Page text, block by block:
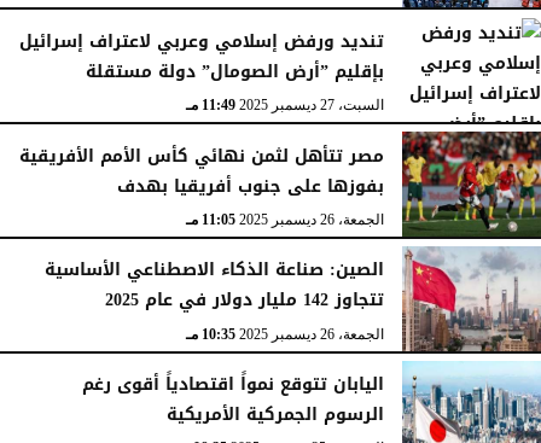
تنديد ورفض إسلامي وعربي لاعتراف إسرائيل
بإقليم ”أرض الصومال” دولة مستقلة
السبت، 27 ديسمبر 2025 11:49 مـ
مصر تتأهل لثمن نهائي كأس الأمم الأفريقية
بفوزها على جنوب أفريقيا بهدف
الجمعة، 26 ديسمبر 2025 11:05 مـ
الصين: صناعة الذكاء الاصطناعي الأساسية
تتجاوز 142 مليار دولار في عام 2025
الجمعة، 26 ديسمبر 2025 10:35 مـ
اليابان تتوقع نمواً اقتصادياً أقوى رغم
الرسوم الجمركية الأمريكية